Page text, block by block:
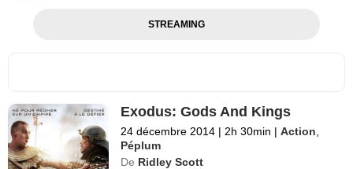
STREAMING
Exodus: Gods And Kings
24 décembre 2014 | 2h 30min | Action
Péplum
De Ridley Scott